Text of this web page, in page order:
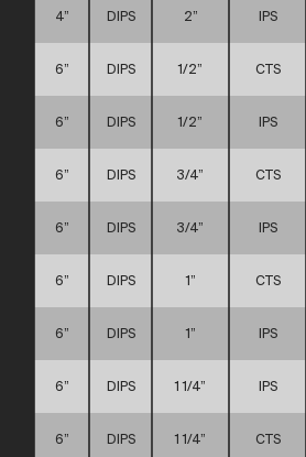
4” DIPS 2” IPS
6” DIPS 1/2” CTS
6” DIPS 1/2” IPS
6” DIPS 3/4” CTS
6” DIPS 3/4” IPS
6” DIPS 1” CTS
6” DIPS 1” IPS
6” DIPS 1 1/4” IPS
6” DIPS 1 1/4” CTS